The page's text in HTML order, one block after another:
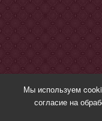
Мы используем
согласие на